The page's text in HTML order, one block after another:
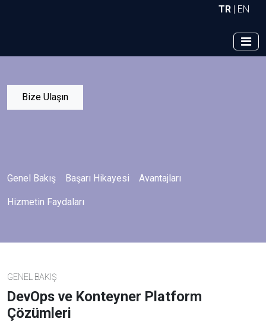
TR | EN
Bize Ulaşın
Genel Bakış Başarı Hikayesi Avantajları
Hizmetin Faydaları
GENEL BAKIŞ
DevOps ve Konteyner Platform
Çözümleri